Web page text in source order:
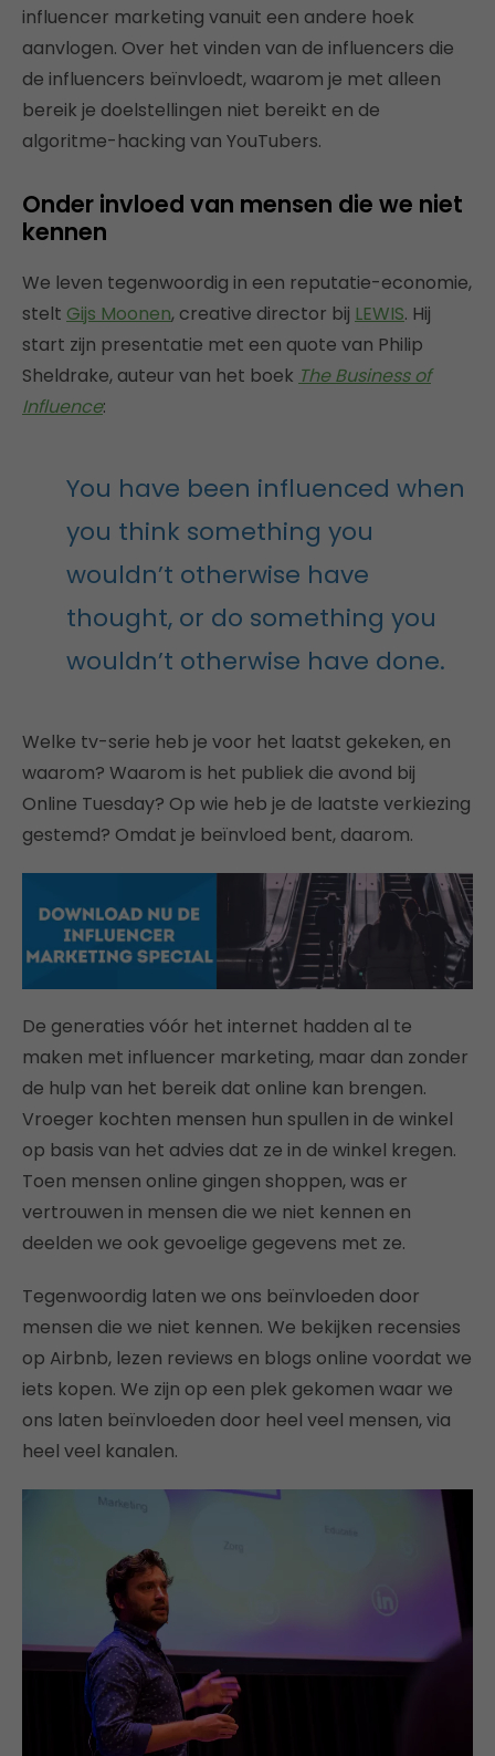
influencer marketing vanuit een andere hoek
aanvlogen. Over het vinden van de influencers die
de influencers beïnvloedt, waarom je met alleen
bereik je doelstellingen niet bereikt en de
algoritme-hacking van YouTubers.
Onder invloed van mensen die we niet
kennen
We leven tegenwoordig in een reputatie-economie,
stelt Gijs Moonen, creative director bij LEWIS. Hij
start zijn presentatie met een quote van Philip
Sheldrake, auteur van het boek The Business of
Influence:
You have been influenced when
you think something you
wouldn’t otherwise have
thought, or do something you
wouldn’t otherwise have done.
Welke tv-serie heb je voor het laatst gekeken, en
waarom? Waarom is het publiek die avond bij
Online Tuesday? Op wie heb je de laatste verkiezing
gestemd? Omdat je beïnvloed bent, daarom.
De generaties vóór het internet hadden al te
maken met influencer marketing, maar dan zonder
de hulp van het bereik dat online kan brengen.
Vroeger kochten mensen hun spullen in de winkel
op basis van het advies dat ze in de winkel kregen.
Toen mensen online gingen shoppen, was er
vertrouwen in mensen die we niet kennen en
deelden we ook gevoelige gegevens met ze.
Tegenwoordig laten we ons beïnvloeden door
mensen die we niet kennen. We bekijken recensies
op Airbnb, lezen reviews en blogs online voordat we
iets kopen. We zijn op een plek gekomen waar we
ons laten beïnvloeden door heel veel mensen, via
heel veel kanalen.